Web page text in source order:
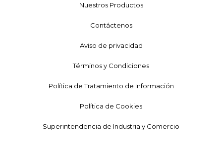
Nuestros Productos
Contáctenos
Aviso de privacidad
Términos y Condiciones
Política de Tratamiento de Información
Política de Cookies
Superintendencia de Industria y Comercio